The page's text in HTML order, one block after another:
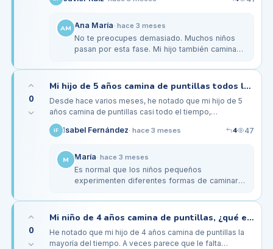
estar relacionado con el…
AM Ana María· hace 3 meses
No te preocupes demasiado. Muchos niños
pasan por esta fase. Mi hijo también caminaba
embargo, si te da…
0
Mi hijo de 5 años camina de puntillas todos los días, ¿significa algo grave?
Desde hace varios meses, he notado que mi hijo de 5
años camina de puntillas casi todo el tiempo,
especialmente cuando está emocionado o jugando. Al
principio pensé que era algo…
IF Isabel Fernández· hace 3 meses 4 47
M María· hace 3 meses
Es normal que los niños pequeños
experimenten diferentes formas de caminar,
a un especialista. A veces, los niños…
0
Mi niño de 4 años camina de puntillas, ¿qué ejercicios pueden ayudarle?
He notado que mi hijo de 4 años camina de puntillas la
mayoría del tiempo. A veces parece que le falta